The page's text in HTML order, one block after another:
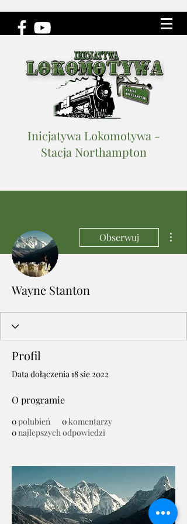
Inicjatywa Lokomotywa -
Stacja Northampton
Obserwuj
Wayne Stanton
Profil
Data dołączenia 18 sie 2022
O programie
0 polubień 0komentarzy
0najlepszych odpowiedzi